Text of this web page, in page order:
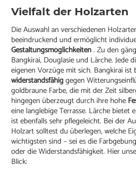
Vielfalt der Holzarten
Die Auswahl an verschiedenen
beeindruckend und ermöglicht
Gestaltungsmöglichkeiten. Zu den
Bangkirai, Douglasie und Lärche. Jede
eigenen Vorzüge mit sich. Bangkirai ist
widerstandsfähiggegen
goldbraune Farbe, die mit der Zeit
hingegen überzeugt durch ihre hohe
eine langlebige Terrasse. Lärche bietet
ist ebenfalls sehr pflegeleicht. Bei der
Holzart solltest du überlegen, welche
wichtigsten sind – sei es die
oder die Widerstandsfähigkeit. Hier
Blick: